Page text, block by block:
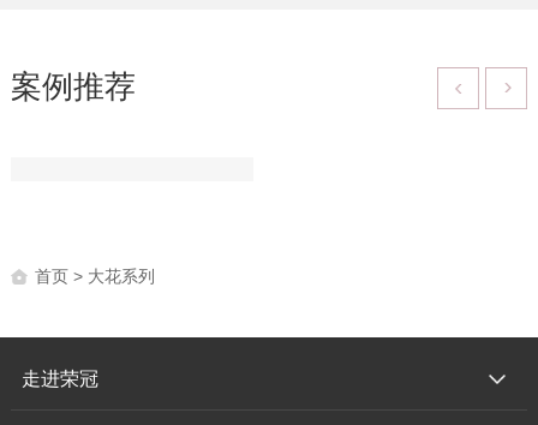
案例推荐
首页 > 大花系列
走进荣冠